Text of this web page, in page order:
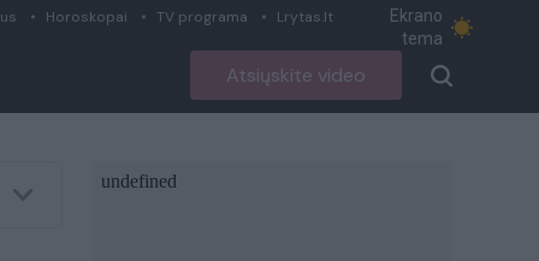
Horoskopai TV programa Lrytas.lt
Ekrano
tema
Atsiųskite video